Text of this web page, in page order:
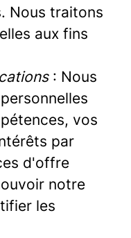
Nous traitons
aux fins
: Nous
vos
par
d'offre
notre
les